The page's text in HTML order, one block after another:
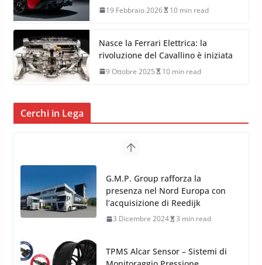
19 Febbraio 2026 10 min read
Nasce la Ferrari Elettrica: la
rivoluzione del Cavallino è iniziata
9 Ottobre 2025 10 min read
Cerchi in Lega
TPMS Alcar Sensor – Sistemi di
Monitoraggio Pressione
Pneumatici
4 Aprile 2022 3 min read
Cerchi in Lega Mercedes: Novità